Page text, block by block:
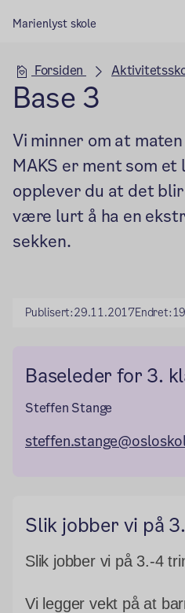
Marienlyst skole
Forsiden
Base 3
Vi minner om at
MAKS er ment som
opplever du at det
være lurt å ha en
sekken.
Publisert:29.11.2017Endret:
Baseleder for 3.
Steffen Stange
Slik jobber vi på
Slik jobber vi på 3.-4
Vi legger vekt på at